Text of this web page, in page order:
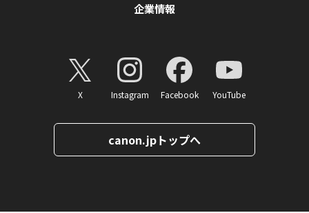
企業情報
X Instagram Facebook YouTube
canon.jpトップへ